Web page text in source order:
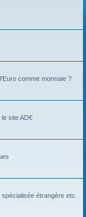
comme monnaie ?
site AD€
étrangère etc.